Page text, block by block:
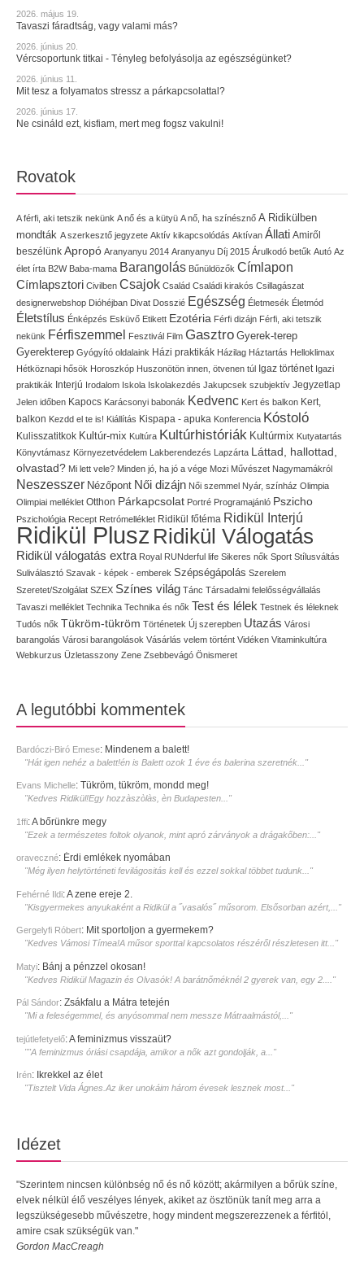
2026. május 19.
Tavaszi fáradtság, vagy valami más?
2026. június 20.
Vércsoportunk titkai - Tényleg befolyásolja az egészségünket?
2026. június 11.
Mit tesz a folyamatos stressz a párkapcsolattal?
2026. június 17.
Ne csináld ezt, kisfiam, mert meg fogsz vakulni!
Rovatok
A férfi, aki tetszik nekünk A nő és a kütyü A nő, ha színésznő A Ridikülben
mondták A szerkesztő jegyzete Aktív kikapcsolódás Aktívan Állati Amiről
beszélünk Apropó Aranyanyu 2014 Aranyanyu Díj 2015 Árulkodó betűk Autó Az
élet írta B2W Baba-mama Barangolás Bűnüldözők Címlapon
Címlapsztori Civilben Csajok Család Családi kirakós Csillagászat
designerwebshop Dióhéjban Divat Dosszié Egészség Életmesék Életmód
Életstílus Énképzés Esküvő Etikett Ezotéria Férfi dizájn Férfi, aki tetszik
nekünk Férfiszemmel Fesztivál Film Gasztro Gyerek-terep
Gyerekterep Gyógyító oldalaink Házi praktikák Házilag Háztartás Helloklimax
Hétköznapi hősök Horoszkóp Huszonötön innen, ötvenen túl Igaz történet Igazi
praktikák Interjú Irodalom Iskola Iskolakezdés Jakupcsek szubjektív Jegyzetlap
Jelen időben Kapocs Karácsonyi babonák Kedvenc Kert és balkon Kert,
balkon Kezdd el te is! Kiállítás Kispapa - apuka Konferencia Kóstoló
Kulisszatitkok Kultúr-mix Kultúra Kultúrhistóriák Kultúrmix Kutyatartás
Könyvtámasz Környezetvédelem Lakberendezés Lapzárta Láttad, hallottad,
olvastad? Mi lett vele? Minden jó, ha jó a vége Mozi Művészet Nagymamákról
Neszesszer Nézőpont Női dizájn Női szemmel Nyár, színház Olimpia
Olimpiai melléklet Otthon Párkapcsolat Portré Programajánló Pszicho
Pszichológia Recept Retrómelléklet Ridikül főtéma Ridikül Interjú
Ridikül Plusz Ridikül Válogatás
Ridikül válogatás extra Royal RUNderful life Sikeres nők Sport Stílusváltás
Suliválasztó Szavak - képek - emberek Szépségápolás Szerelem
Szeretet/Szolgálat SZEX Színes világ Tánc Társadalmi felelősségvállalás
Tavaszi melléklet Technika Technika és nők Test és lélek Testnek és léleknek
Tudós nők Tükröm-tükröm Történetek Új szerepben Utazás Városi
barangolás Városi barangolások Vásárlás velem történt Vidéken Vitaminkultúra
Webkurzus Üzletasszony Zene Zsebbevágó Önismeret
A legutóbbi kommentek
Bardóczi-Biró Emese: Mindenem a balett!
"Hát igen nehéz a balett!én is Balett ozok 1 éve és balerina szeretnék..."
Evans Michelle: Tükröm, tükröm, mondd meg!
"Kedves Ridikül!Egy hozzàszòlàs, èn Budapesten..."
1ffi:A bőrünkre megy
"Ezek a természetes foltok olyanok, mint apró zárványok a drágakőben:..."
oraveczné: Érdi emlékek nyomában
"Még ilyen helytörténeti fevilágositás kell és ezzel sokkal többet tudunk..."
Fehérné Ildi:A zene ereje 2.
"Kisgyermekes anyukaként a Ridikül a ˝vasalós˝ műsorom. Elsősorban azért,..."
Gergelyfi Róbert: Mit sportoljon a gyermekem?
"Kedves Vámosi Tímea!A műsor sporttal kapcsolatos részéről részletesen itt..."
Matyi: Bánj a pénzzel okosan!
"Kedves Ridikül Magazin és Olvasók! A barátnőméknél 2 gyerek van, egy 2...."
Pál Sándor: Zsákfalu a Mátra tetején
"Mi a feleségemmel, és anyósommal nem messze Mátraalmástól,..."
tejútlefetyelő:A feminizmus visszaüt?
""A feminizmus óriási csapdája, amikor a nők azt gondolják, a..."
Irén: Ikrekkel az élet
"Tisztelt Vida Ágnes.Az iker unokáim három évesek lesznek most..."
Idézet
"Szerintem nincsen különbség nő és nő között; akármilyen a bőrük színe,
elvek nélkül élő veszélyes lények, akiket az ösztönük tanít meg arra a
legszükségesebb művészetre, hogy mindent megszerezzenek a férfitól,
amire csak szükségük van."
Gordon MacCreagh